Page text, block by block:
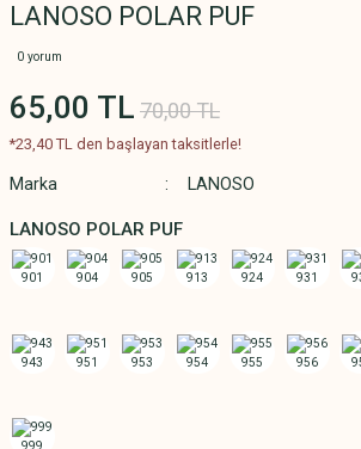
LANOSO POLAR PUF
0 yorum
65,00 TL 70,00 TL
*23,40 TL den başlayan taksitlerle!
Marka LANOSO
LANOSO POLAR PUF